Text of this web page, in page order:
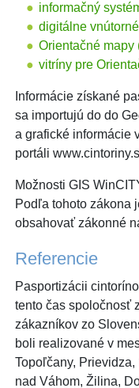
informačný
digitálne
Orientačné mapy
vitríny pre
Informácie získané
sa importujú do do
a grafické informácie
portáli
Možnosti GIS
Podľa tohoto zákona
obsahovať zákonné
Referencie
Pasportizácii
tento čas spoločnosť
zákazníkov zo
boli realizované v
Topoľčany,
nad Váhom, Žilina,